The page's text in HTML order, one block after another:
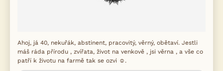
Ahoj, já 40, nekuřák, abstinent, pracovitý, věrný, obětaví. Jestli
máš ráda přírodu , zvířata, život na venkově , jsi věrna , a vše co
patří k životu na farmě tak se ozvi ☺️.